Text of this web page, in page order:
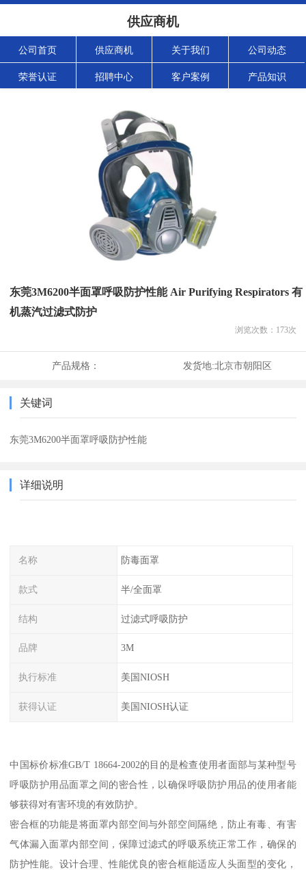
供应商机
公司首页 供应商机 关于我们 公司动态
荣誉认证 招聘中心 客户案例 产品知识
东莞3M6200半面罩呼吸防护性能 Air Purifying Respirators 有
机蒸汽过滤式防护
浏览次数： 173次
产品规格： 发货地:北京市朝阳区
关键词
东莞3M6200半面罩呼吸防护性能
详细说明
名称 防毒面罩
款式 半/全面罩
结构 过滤式呼吸防护
品牌 3M
执行标准 美国NIOSH
获得认证 美国NIOSH认证
中国标价标准GB/T 18664-2002的目的是检查使用者面部与某种型号
呼吸防护用品面罩之间的密合性，以确保呼吸防护用品的使用者能
够获得对有害环境的有效防护。
密合框的功能是将面罩内部空间与外部空间隔绝，防止有毒、有害
气体漏入面罩内部空间，保障过滤式的呼吸系统正常工作，确保的
防护性能。设计合理、性能优良的密合框能适应人头面型的变化，